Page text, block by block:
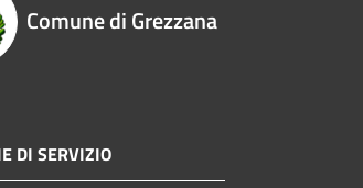
Comune di Grezzana
DI SERVIZIO